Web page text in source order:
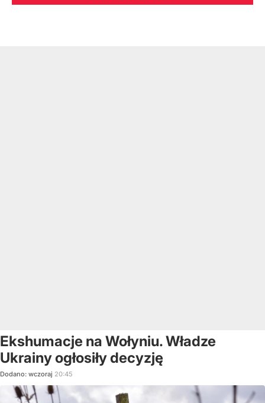
Ekshumacje na Wołyniu. Władze
Ukrainy ogłosiły decyzję
Dodano: wczoraj 20:45